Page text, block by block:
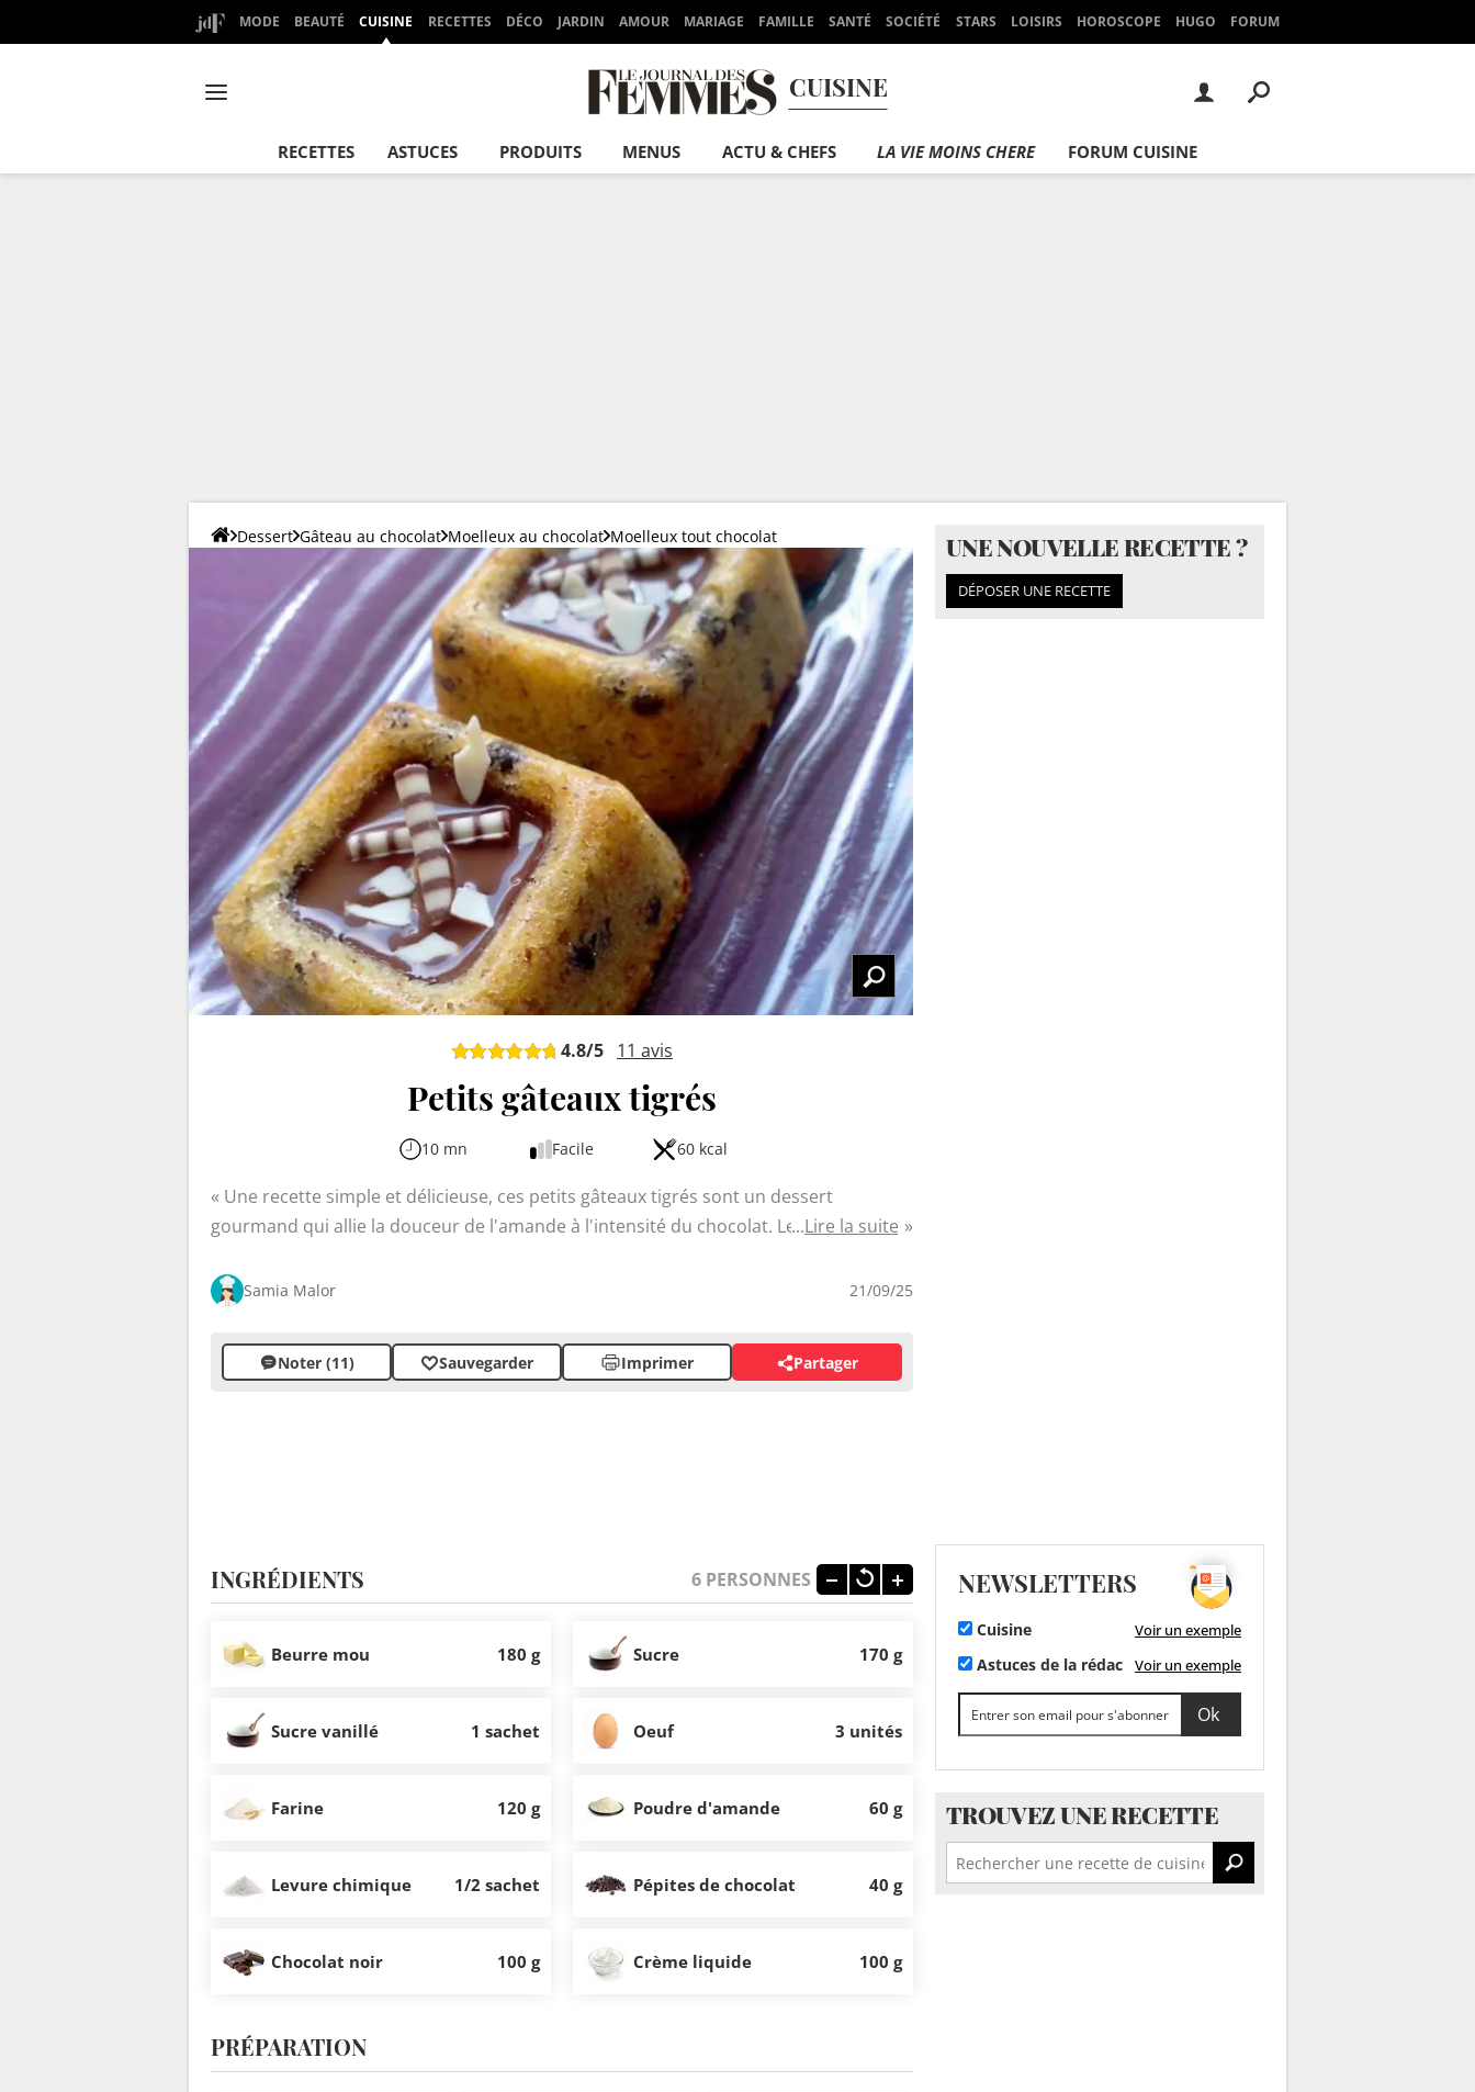
MODE BEAUTÉ CUISINE RECETTES DÉCO JARDIN AMOUR MARIAGE FAMILLE SANTÉ SOCIÉTÉ STARS LOISIRS HOROSCOPE HUGO FORUM
CUISINE
RECETTES ASTUCES PRODUITS MENUS ACTU & CHEFS LA VIE MOINS CHERE FORUM CUISINE
Dessert Gâteau au chocolat Moelleux au chocolat Moelleux tout chocolat
4.8/5 11 avis
Petits gâteaux tigrés
10 mn Facile 60 kcal
Une recette simple et délicieuse, ces petits gâteaux tigrés sont un dessert
gourmand qui allie la douceur de l'amande à l'intensité du chocolat. Leur texture
papilles. Faciles à réaliser, ils sont parfaits pour le goûter ou terminer un repas en
Lire la suite
Samia Malor 21/09/25
Noter (11) Sauvegarder Imprimer Partager
INGRÉDIENTS 6 PERSONNES
Beurre mou 180 g Sucre 170 g
Sucre vanillé 1 sachet Oeuf 3 unités
Farine 120 g Poudre d'amande 60 g
Levure chimique 1/2 sachet Pépites de chocolat 40 g
Chocolat noir 100 g Crème liquide 100 g
PRÉPARATION
UNE NOUVELLE RECETTE ?
DÉPOSER UNE RECETTE
NEWSLETTERS
Cuisine Voir un exemple
Astuces de la rédac Voir un exemple
TROUVEZ UNE RECETTE